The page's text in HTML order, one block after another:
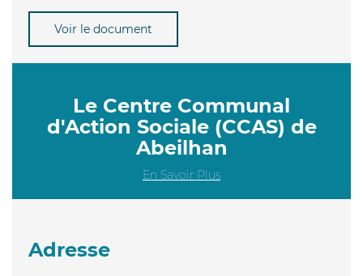
Voir le document
Le Centre Communal
d'Action Sociale (CCAS) de
Abeilhan
En Savoir Plus
Adresse